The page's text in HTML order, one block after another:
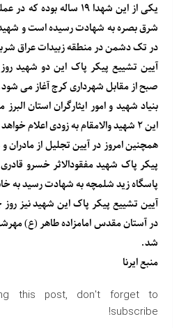
در تک دشمن در منطقه زبیدات عراق
آیین تشییع پیکر پاک این دو شهید
صبح از مقابل شهرداری کرج آغاز می
بنیاد شهید و امور ایثارگران استان
این ۲ شهید والامقام به زودی اعلام خواهد کرد.
همچنین امروز در آیین تجلیل از
پاسگاه زید شلمچه به شهادت رسید به
آیین تشییع پیکر پاک این شهید نیز روز
در آستان مقدس امامزاده طاهر (ع)
شد.
منبعایرنا
this post, don't forget to
subscribe!